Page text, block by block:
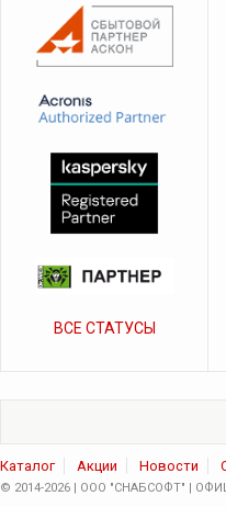
ВСЕ СТАТУСЫ
Каталог Акции Новости
© 2014-2026 | ООО "СНАБСОФТ" |